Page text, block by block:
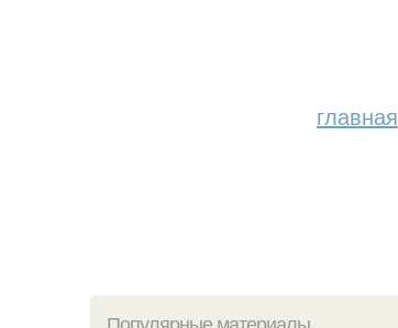
главная